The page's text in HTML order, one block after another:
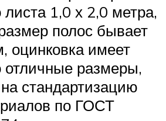
листа 1,0 х 2,0 метра,
полос бывает
оцинковка имеет
отличные размеры,
стандартизацию
по ГОСТ